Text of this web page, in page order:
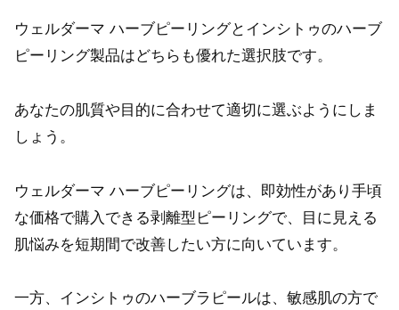
ウェルダーマ ハーブピーリングとインシトゥのハーブ
ピーリング製品はどちらも優れた選択肢です。
あなたの肌質や目的に合わせて適切に選ぶようにしま
しょう。
ウェルダーマ ハーブピーリングは、即効性があり手頃
な価格で購入できる剥離型ピーリングで、目に見える
肌悩みを短期間で改善したい方に向いています。
一方、インシトゥのハーブラピールは、敏感肌の方で